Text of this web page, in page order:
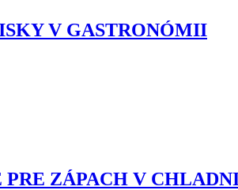
V GASTRONÓMII
ZÁPACH V